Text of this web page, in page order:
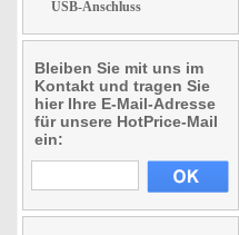
USB-Anschluss
Bleiben Sie mit uns im
Kontakt und tragen Sie
hier Ihre E-Mail-Adresse
für unsere HotPrice-Mail
ein: